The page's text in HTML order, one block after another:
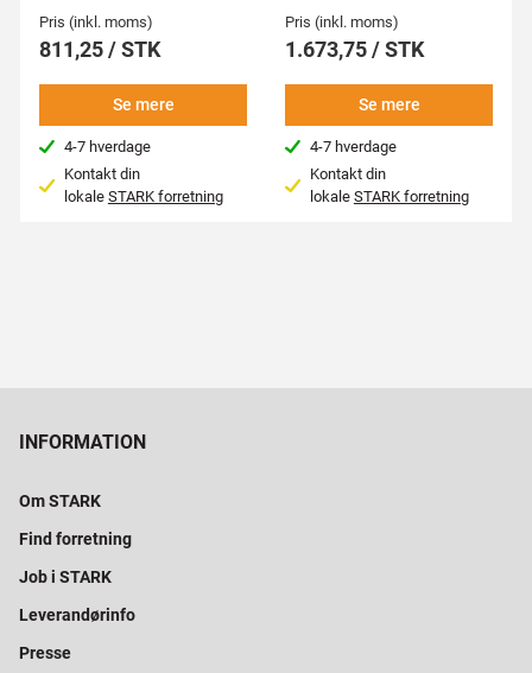
Pris (inkl. moms)
811,25 / STK
Se mere
4-7 hverdage
Kontakt din
lokale STARK forretning
Pris (inkl. moms)
1.673,75 / STK
Se mere
4-7 hverdage
Kontakt din
lokale STARK forretning
INFORMATION
Om STARK
Find forretning
Job i STARK
Leverandørinfo
Presse